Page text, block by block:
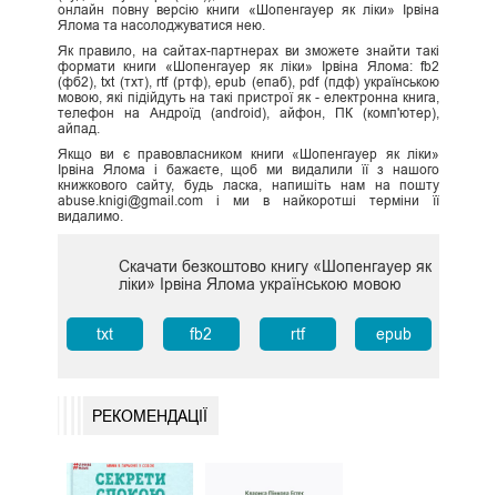
онлайн повну версію книги «Шопенгауер як ліки» Ірвіна
Ялома та насолоджуватися нею.
Як правило, на сайтах-партнерах ви зможете знайти такі
формати книги «Шопенгауер як ліки» Ірвіна Ялома: fb2
(фб2), txt (тхт), rtf (ртф), epub (епаб), pdf (пдф) українською
мовою, які підійдуть на такі пристрої як - електронна книга,
телефон на Андроїд (android), айфон, ПК (комп'ютер),
айпад.
Якщо ви є правовласником книги «Шопенгауер як ліки»
Ірвіна Ялома і бажаєте, щоб ми видалили її з нашого
книжкового сайту, будь ласка, напишіть нам на пошту
abuse.knigi@gmail.com і ми в найкоротші терміни її
видалимо.
Скачати безкоштово книгу «Шопенгауер як
ліки» Ірвіна Ялома українською мовою
txt fb2 rtf epub
РЕКОМЕНДАЦІЇ